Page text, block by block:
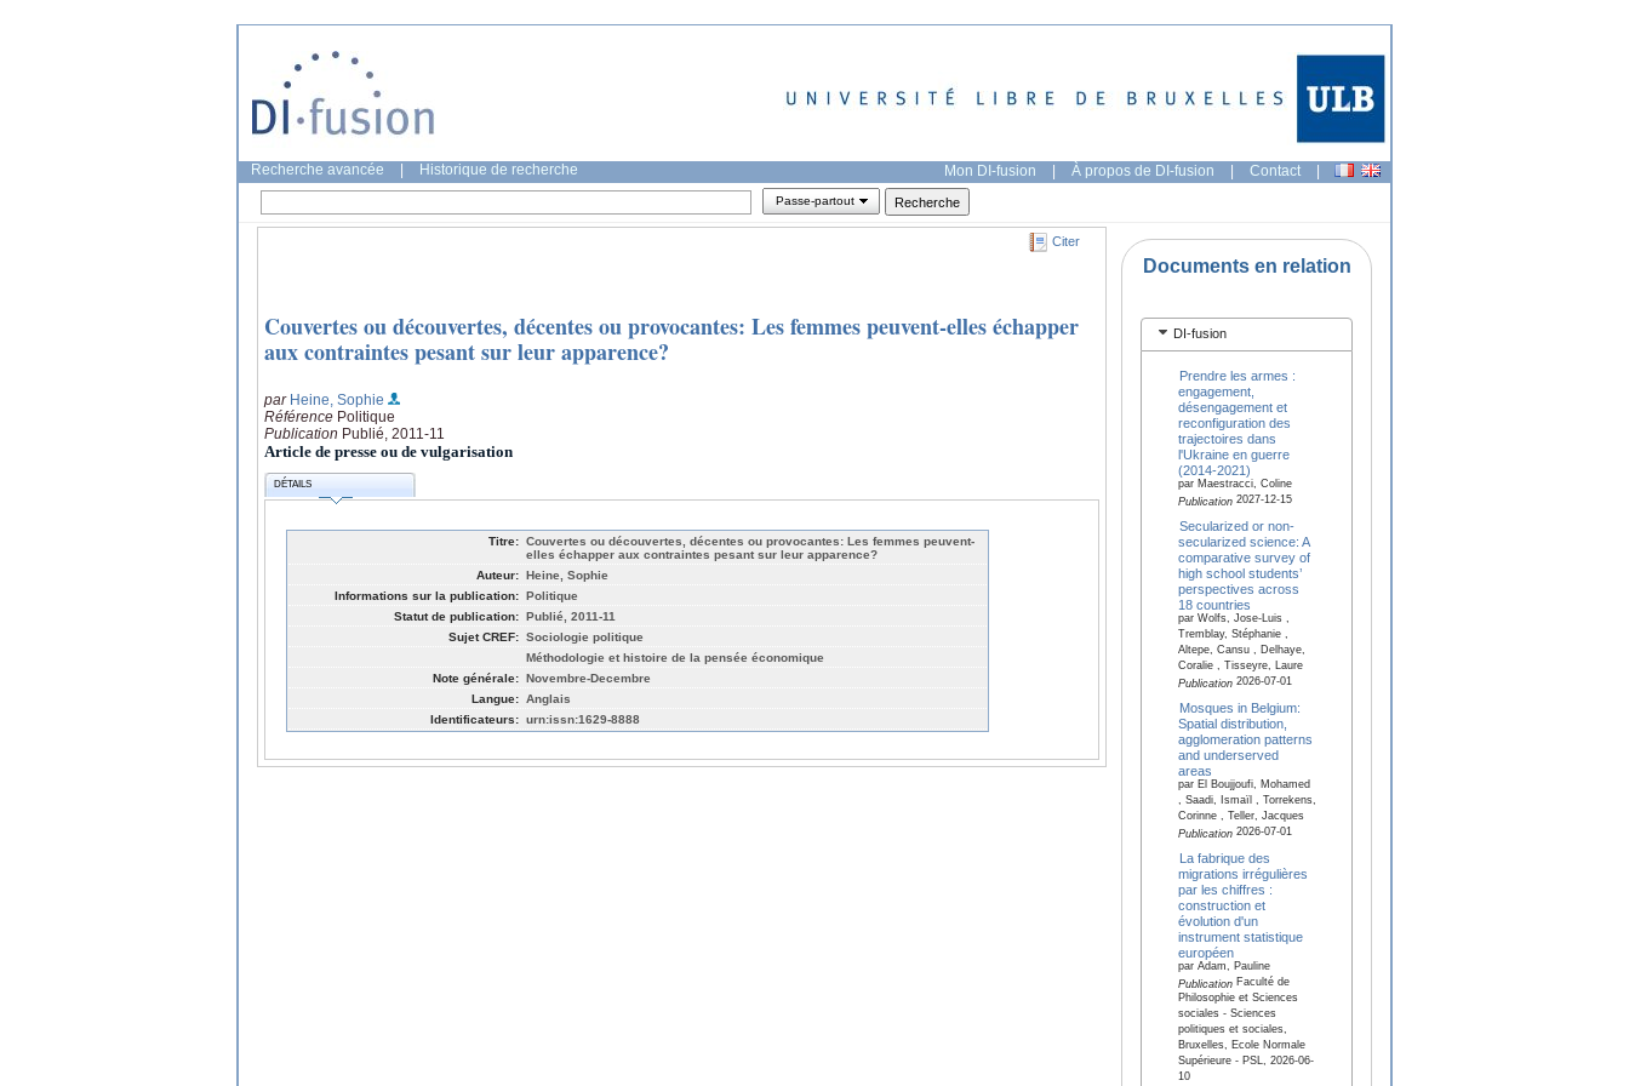
Recherche avancée Historique de recherche Mon DI-fusion | À propos de DI-fusion | Contact |
Passe-partout
Citer
Couvertes ou découvertes, décentes ou provocantes: Les femmes peuvent-elles échapper
aux contraintes pesant sur leur apparence?
par Heine, Sophie
Référence Politique
Publication Publié, 2011-11
Article de presse ou de vulgarisation
DÉTAILS
Titre: Couvertes ou découvertes, décentes ou provocantes: Les femmes peuvent-
elles échapper aux contraintes pesant sur leur apparence?
Auteur: Heine, Sophie
Informations sur la publication: Politique
Statut de publication: Publié, 2011-11
Sujet CREF: Sociologie politique
Méthodologie et histoire de la pensée économique
Note générale: Novembre-Decembre
Langue: Anglais
Identificateurs: urn:issn:1629-8888
Documents en relation
DI-fusion
Prendre les armes :
engagement,
désengagement et
reconfiguration des
trajectoires dans
l'Ukraine en guerre
(2014-2021)
par Maestracci, Coline
Publication2027-12-15
Secularized or non-
secularized science: A
comparative survey of
high school students’
perspectives across
18 countries
par Wolfs, Jose-Luis ,
Tremblay, Stéphanie ,
Altepe, Cansu , Delhaye,
Coralie , Tisseyre, Laure
Publication2026-07-01
Mosques in Belgium:
Spatial distribution,
agglomeration patterns
and underserved
areas
par El Boujjoufi, Mohamed
, Saadi, Ismaïl , Torrekens,
Corinne , Teller, Jacques
Publication2026-07-01
La fabrique des
migrations irrégulières
par les chiffres :
construction et
évolution d'un
instrument statistique
européen
par Adam, Pauline
PublicationFaculté de
Philosophie et Sciences
sociales - Sciences
politiques et sociales,
Bruxelles, Ecole Normale
Supérieure - PSL, 2026-06-
10